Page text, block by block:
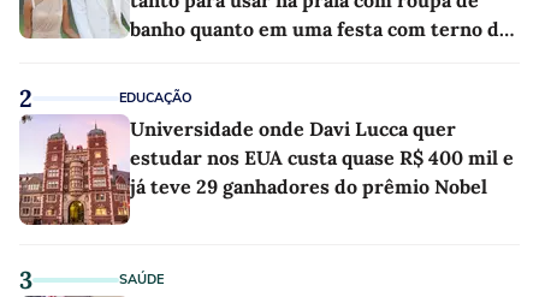
banho quanto em uma festa com terno de
2 EDUCAÇÃO
Universidade onde Davi Lucca quer
estudar nos EUA custa quase R$ 400 mil e
já teve 29 ganhadores do prêmio Nobel
3 SAÚDE